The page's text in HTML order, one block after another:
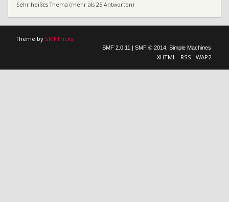
Sehr heißes Thema (mehr als 25 Antworten)
Theme by SMFTricks
SMF 2.0.11 SMF © 2014 Simple Machines
XHTML RSS WAP2